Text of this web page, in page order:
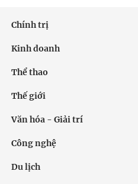
Chính trị
Kinh doanh
Thể thao
Thế giới
Văn hóa - Giải trí
Công nghệ
Du lịch